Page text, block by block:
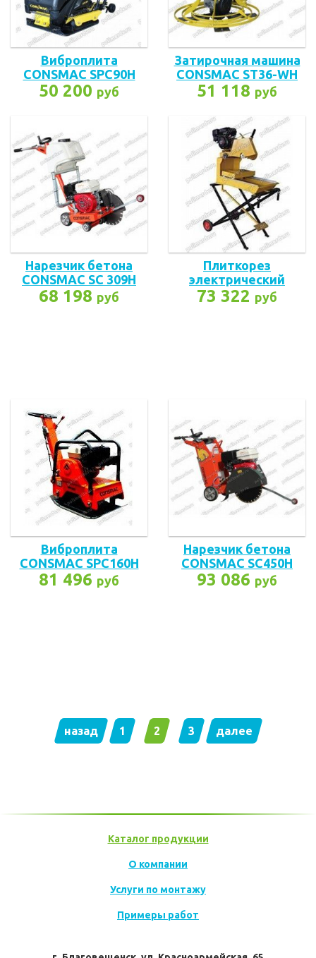
Виброплита
CONSMAC SPC90H
50 200 руб
Затирочная машина
CONSMAC ST36-WH
51 118 руб
Нарезчик бетона
CONSMAC SC 309H
68 198 руб
Плиткорез
электрический
CONSMAC SBC350
73 322 руб
Виброплита
CONSMAC SPC160H
81 496 руб
Нарезчик бетона
CONSMAC SC450H
93 086 руб
назад 1 2 3 далее
Каталог продукции
О компании
Услуги по монтажу
Примеры работ